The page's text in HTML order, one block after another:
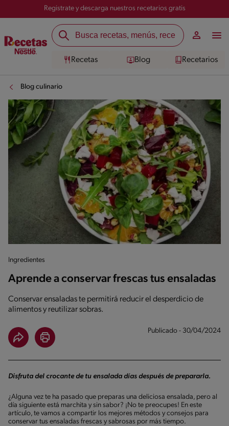
Registrate y descarga nuestros recetarios gratis
Recetas Blog Recetarios
Blog culinario
Ingredientes
Aprende a conservar frescas tus ensaladas
Conservar ensaladas te permitirá reducir el desperdicio de
alimentos y reutilizar sobras.
Publicado - 30/04/2024
Disfruta del crocante de tu ensalada días después de prepararla.
¿Alguna vez te ha pasado que preparas una deliciosa ensalada, pero al
día siguiente está marchita y sin sabor? ¡No te preocupes! En este
artículo, te vamos a compartir los mejores métodos y consejos para
conservar tus ensaladas frescas y sabrosas por más tiempo.